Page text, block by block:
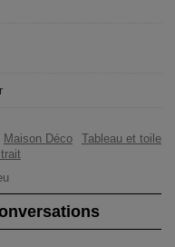
Maison Déco
Tableau et toile